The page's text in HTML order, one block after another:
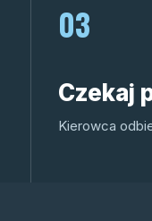
03
Czekaj
Kierowca